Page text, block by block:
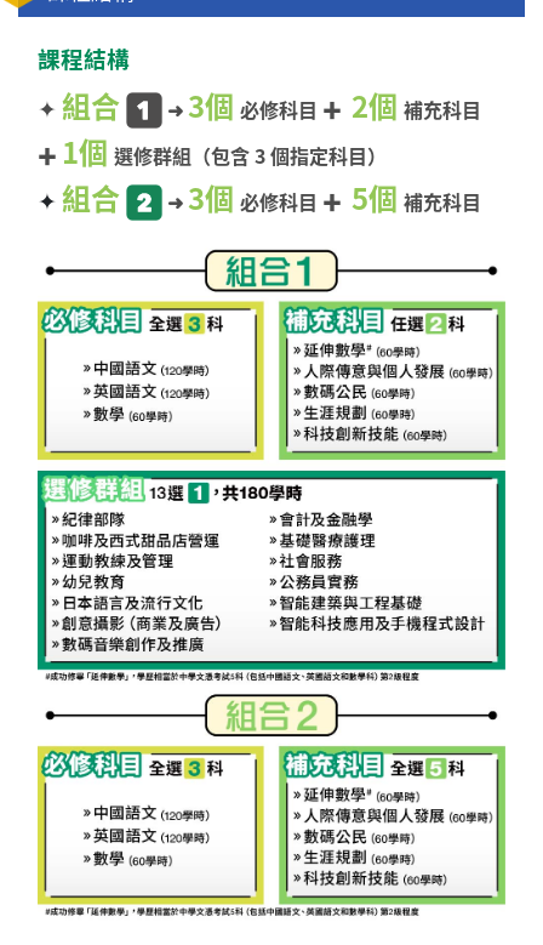
課程結構
✦ 組合 ➜3個 必修科目 ✚ 2個 補充科目
✚ 1個 選修群組（包含 3 個指定科目）
✦組合 ➜3個 必修科目 ✚ 5個 補充科目